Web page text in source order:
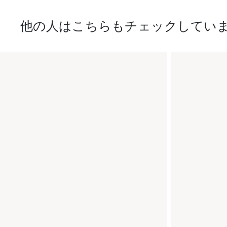
他の人はこちらもチェックしてい